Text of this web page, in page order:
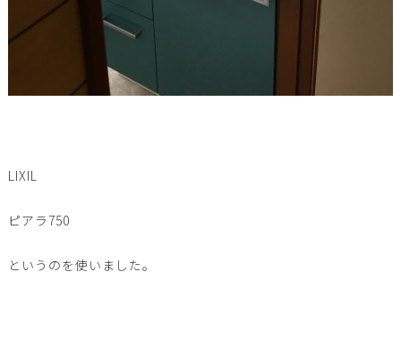
LIXIL
ピアラ750
というのを使いました。